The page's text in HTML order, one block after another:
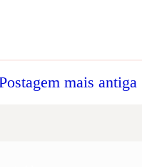
mais antiga